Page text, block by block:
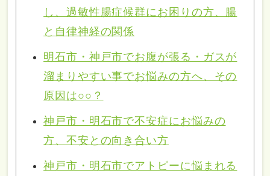
し、過敏性腸症候群にお困りの方、腸
と自律神経の関係
明石市・神戸市でお腹が張る・ガスが
溜まりやすい事でお悩みの方へ、その
原因は○○？
神戸市・明石市で不安症にお悩みの
方、不安との向き合い方
神戸市・明石市でアトピーに悩まれる